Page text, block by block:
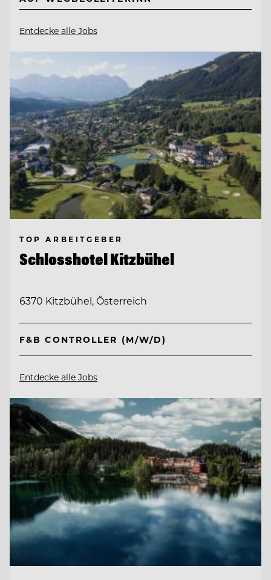
Entdecke alle Jobs
TOP ARBEITGEBER
Schlosshotel Kitzbühel
6370 Kitzbühel, Österreich
F&B CONTROLLER (M/W/D)
Entdecke alle Jobs